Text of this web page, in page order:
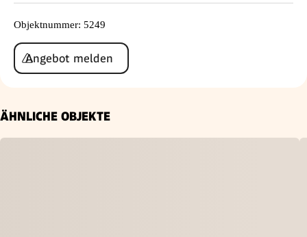
Objektnummer: 5249
Angebot melden
ÄHNLICHE OBJEKTE